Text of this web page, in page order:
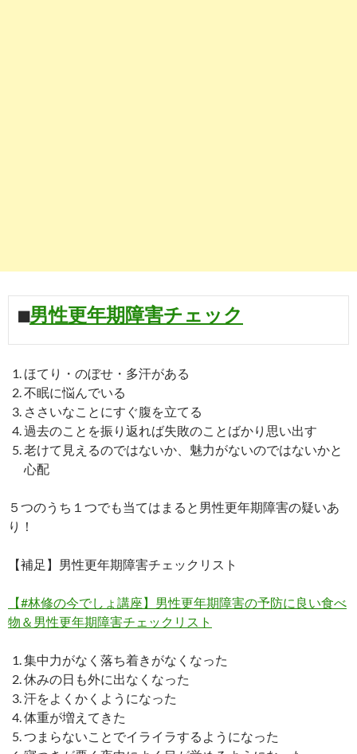
■男性更年期障害チェック
ほてり・のぼせ・多汗がある
不眠に悩んでいる
ささいなことにすぐ腹を立てる
過去のことを振り返れば失敗のことばかり思い出す
老けて見えるのではないか、魅力がないのではないかと
心配
５つのうち１つでも当てはまると男性更年期障害の疑いあ
り！
【補足】男性更年期障害チェックリスト
【#林修の今でしょ講座】男性更年期障害の予防に良い食べ
物＆男性更年期障害チェックリスト
集中力がなく落ち着きがなくなった
休みの日も外に出なくなった
汗をよくかくようになった
体重が増えてきた
つまらないことでイライラするようになった